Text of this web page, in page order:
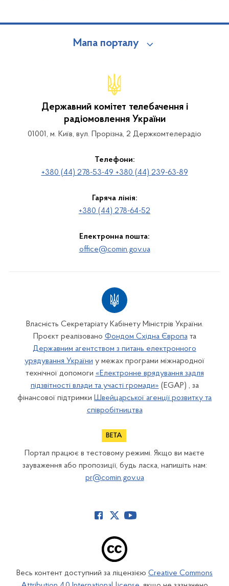
Мапа порталу
Державний комітет телебачення і
радіомовлення України
01001, м. Київ, вул. Прорізна, 2 Держкомтелерадіо
Телефони:
+380 (44) 278-53-49 +380 (44) 239-63-89
Гаряча лінія:
+380 (44) 278-64-52
Електронна пошта:
office@comin.gov.ua
Власність Секретаріату Кабінету Міністрів України.
Проєкт реалізовано Фондом Східна Європата
Державним агентством з питань електронного
урядування України у межах програми міжнародної
технічної допомоги «Електронне врядування задля
підзвітності влади та участі громади» (EGAP) , за
фінансової підтримки Швейцарської агенції розвитку та
співробітництва
Портал працює в тестовому режимі. Якщо ви маєте
зауваження або пропозиції, будь ласка, напишіть нам:
pr@comin.gov.ua
Весь контент доступний за ліцензією Creative Commons